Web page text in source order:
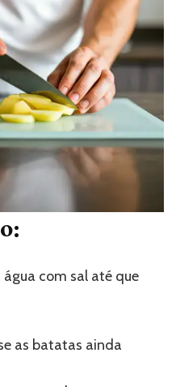
com sal até que
as batatas ainda